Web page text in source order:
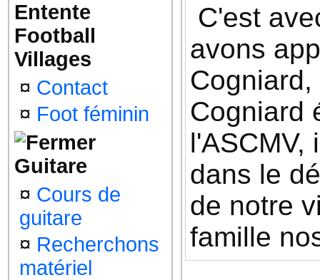
Entente
Football
Villages
¤ Contact
¤ Foot féminin
Guitare
¤ Cours de
guitare
¤ Recherchons
matériel
C'est
avons
Cogniard
l'ASCMV,
dans le
de notre
famille